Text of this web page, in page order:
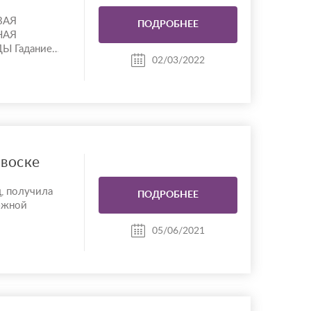
Гадание
ПОДРОБНЕЕ
02/03/2022
получила
ПОДРОБНЕЕ
05/06/2021